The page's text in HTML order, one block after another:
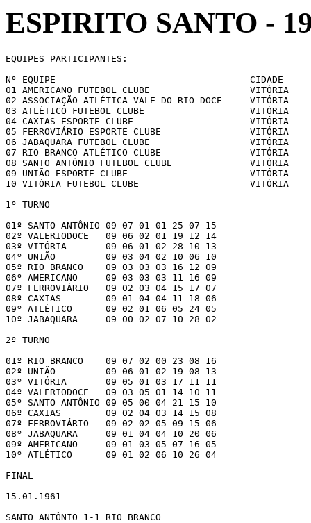
ESPIRITO SANTO -
EQUIPES PARTICIPANTES:
Nº EQUIPE                                   CIDADE
01 AMERICANO FUTEBOL CLUBE                  VITÓRIA
02 ASSOCIAÇÃO ATLÉTICA VALE DO RIO DOCE     VITÓRIA
03 ATLÉTICO FUTEBOL CLUBE                   VITÓRIA
04 CAXIAS ESPORTE CLUBE                     VITÓRIA
05 FERROVIÁRIO ESPORTE CLUBE                VITÓRIA
06 JABAQUARA FUTEBOL CLUBE                  VITÓRIA
07 RIO BRANCO ATLÉTICO CLUBE                VITÓRIA
08 SANTO ANTÔNIO FUTEBOL CLUBE              VITÓRIA
09 UNIÃO ESPORTE CLUBE                      VITÓRIA
10 VITÓRIA FUTEBOL CLUBE                    VITÓRIA
1º TURNO
01º SANTO ANTÔNIO 09 07 01 01 25 07 15
02º VALERIODOCE   09 06 02 01 19 12 14
03º VITÓRIA       09 06 01 02 28 10 13
04º UNIÃO         09 03 04 02 10 06 10
05º RIO BRANCO    09 03 03 03 16 12 09
06º AMERICANO     09 03 03 03 11 16 09
07º FERROVIÁRIO   09 02 03 04 15 17 07
08º CAXIAS        09 01 04 04 11 18 06
09º ATLÉTICO      09 02 01 06 05 24 05
10º JABAQUARA     09 00 02 07 10 28 02
2º TURNO
01º RIO BRANCO    09 07 02 00 23 08 16
02º UNIÃO         09 06 01 02 19 08 13
03º VITÓRIA       09 05 01 03 17 11 11
04º VALERIODOCE   09 03 05 01 14 10 11
05º SANTO ANTÔNIO 09 05 00 04 21 15 10
06º CAXIAS        09 02 04 03 14 15 08
07º FERROVIÁRIO   09 02 02 05 09 15 06
08º JABAQUARA     09 01 04 04 10 20 06
09º AMERICANO     09 01 03 05 07 16 05
10º ATLÉTICO      09 01 02 06 10 26 04
FINAL
15.01.1961
SANTO ANTÔNIO 1-1 RIO BRANCO